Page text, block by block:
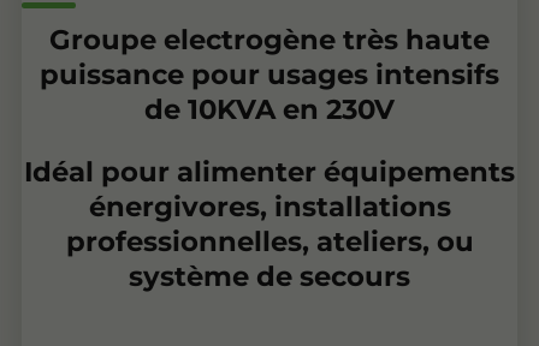
Groupe electrogène très haute
puissance pour usages intensifs
de 10KVA en 230V
Idéal pour alimenter équipements
énergivores, installations
professionnelles, ateliers, ou
système de secours